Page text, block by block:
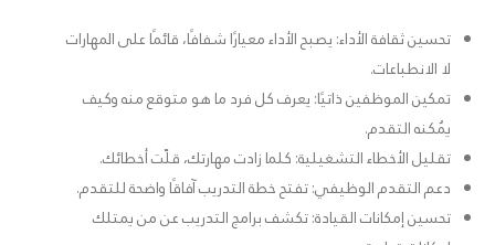
تحسين ثقافة الأداء: يصبح الأداء معيارًا شفافًا، قائمًا على المهارات
لا الانطباعات.
تمكين الموظفين ذاتيًا: يعرف كل فرد ما هو متوقع منه وكيف
يُمكنه التقدم.
تقليل الأخطاء التشغيلية: كلما زادت مهارتك، قلّت أخطائك.
دعم التقدم الوظيفي: تفتح خطة التدريب آفاقًا واضحة للتقدم.
تحسين إمكانات القيادة: تكشف برامج التدريب عن من يمتلك